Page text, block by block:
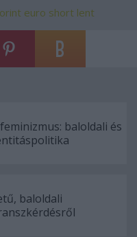
euro short lent
baloldali és
baloldali